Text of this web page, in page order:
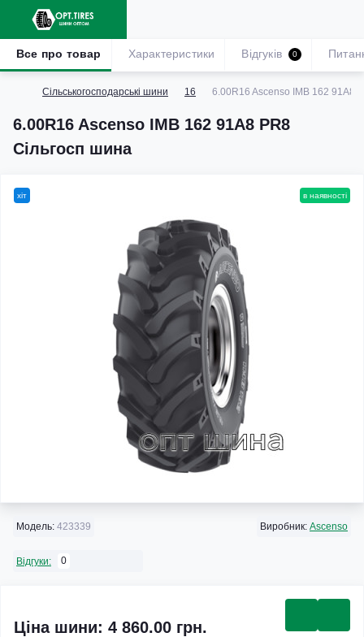
Сільськогосподарські шини 16 6.00R16 Ascenso IMB 162 91A8
6.00R16 Ascenso IMB 162 91A8 PR8
Сільгосп шина
Все про товар Характеристики Відгуків 0
хіт в наявності
Модель: 423339 Виробник: Ascenso
Відгуки: 0
Ціна шини: 4 860.00 грн.